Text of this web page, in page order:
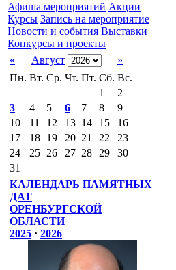
Афиша мероприятий Акции
Курсы Запись на мероприятие
Новости и события Выставки
Конкурсы и проекты
«
Август
»
Пн. Вт. Ср. Чт. Пт. Сб. Вс.
1
2
3
4 5 6 7 8
9
10
11 12 13 14 15
16
17
18 19 20 21 22
23
24
25 26 27 28 29
30
31
КАЛЕНДАРЬ ПАМЯТНЫХ
ДАТ
ОРЕНБУРГСКОЙ
ОБЛАСТИ
2025 · 2026